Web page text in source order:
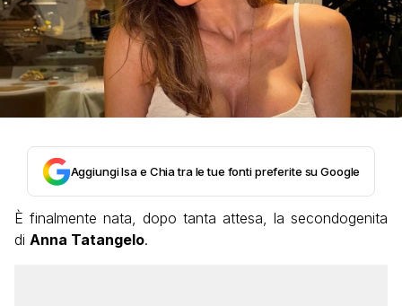
Aggiungi Isa e Chia tra le tue fonti preferite su Google
È finalmente nata, dopo tanta attesa, la secondogenita
di Anna Tatangelo.